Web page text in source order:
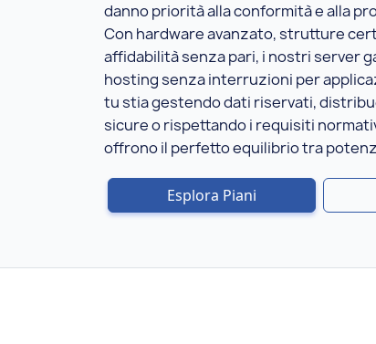
danno priorità alla conformità e alla
Con hardware avanzato, strutture
affidabilità senza pari, i nostri server
hosting senza interruzioni per
tu stia gestendo dati riservati,
sicure o rispettando i requisiti
offrono il perfetto equilibrio tra
Esplora Piani